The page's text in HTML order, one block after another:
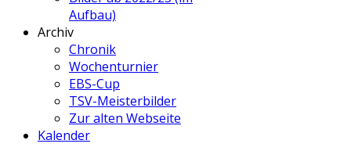
Aufbau)
Archiv
Chronik
Wochenturnier
EBS-Cup
TSV-Meisterbilder
Zur alten Webseite
Kalender